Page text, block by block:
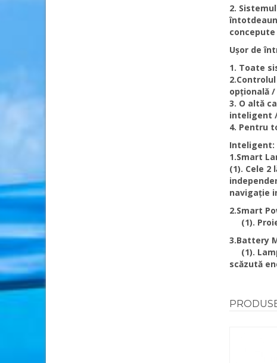
2.
Ușor de
1. Toate
opțională /
3. O altă
inteligent
4. Pentru
Inteligent:
1.Smart
(1). Cele
navigație
2.Smart
(1).
3.Battery
(1).
scăzută